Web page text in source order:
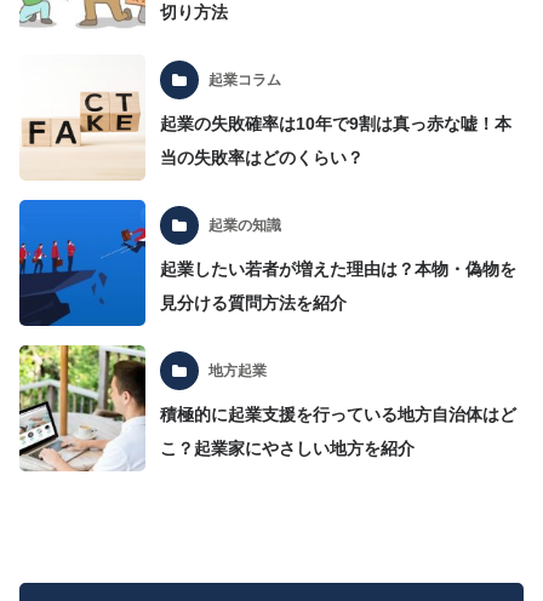
切り方法
起業コラム
起業の失敗確率は10年で9割は真っ赤な嘘！本
当の失敗率はどのくらい？
起業の知識
起業したい若者が増えた理由は？本物・偽物を
見分ける質問方法を紹介
地方起業
積極的に起業支援を行っている地方自治体はど
こ？起業家にやさしい地方を紹介